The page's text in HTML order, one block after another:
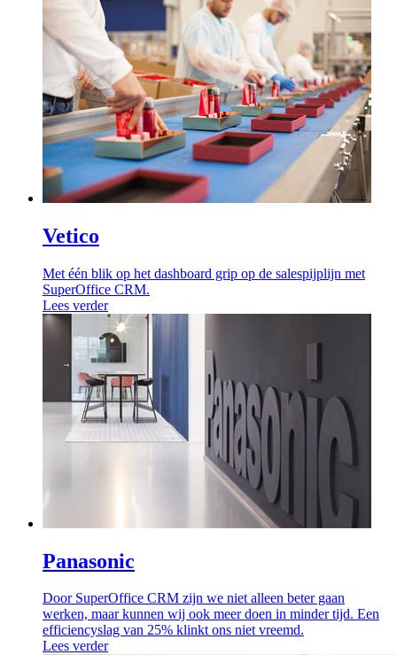
Vetico
Met één blik op het dashboard grip op de salespijplijn met
SuperOffice CRM.
Lees verder
Panasonic
Door SuperOffice CRM zijn we niet alleen beter gaan
werken, maar kunnen wij ook meer doen in minder tijd. Een
efficiencyslag van 25% klinkt ons niet vreemd.
Lees verder